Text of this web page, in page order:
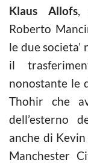
Klaus Allofs,
Roberto
le due
il
nonostante le
Thohir che
dell’esterno
anche di
Manchester